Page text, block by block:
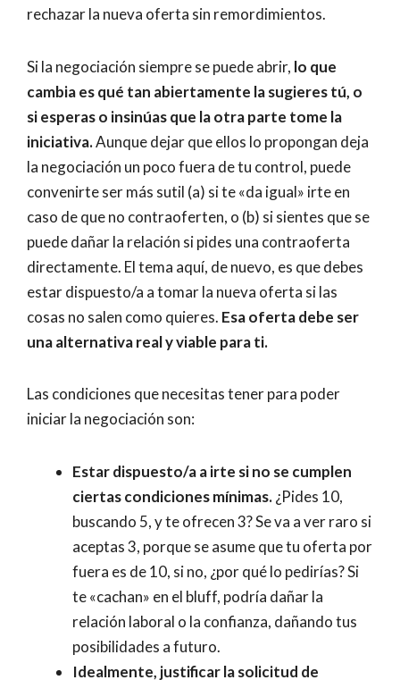
rechazar la nueva oferta sin remordimientos.
Si la negociación siempre se puede abrir, lo que
cambia es qué tan abiertamente la sugieres tú, o
si esperas o insinúas que la otra parte tome la
iniciativa.Aunque dejar que ellos lo propongan deja
la negociación un poco fuera de tu control, puede
convenirte ser más sutil (a) si te «da igual» irte en
caso de que no contraoferten, o (b) si sientes que se
puede dañar la relación si pides una contraoferta
directamente. El tema aquí, de nuevo, es que debes
estar dispuesto/a a tomar la nueva oferta si las
cosas no salen como quieres. Esa oferta debe ser
una alternativa real y viable para ti.
Las condiciones que necesitas tener para poder
iniciar la negociación son:
Estar dispuesto/a a irte si no se cumplen
ciertas condiciones mínimas.¿Pides 10,
buscando 5, y te ofrecen 3? Se va a ver raro si
aceptas 3, porque se asume que tu oferta por
fuera es de 10, si no, ¿por qué lo pedirías? Si
te «cachan» en el bluff, podría dañar la
relación laboral o la confianza, dañando tus
posibilidades a futuro.
Idealmente, justificar la solicitud de